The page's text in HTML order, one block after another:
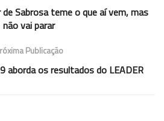
Sabrosa teme o que aí vem, mas
não vai parar
Publicação
aborda os resultados do LEADER